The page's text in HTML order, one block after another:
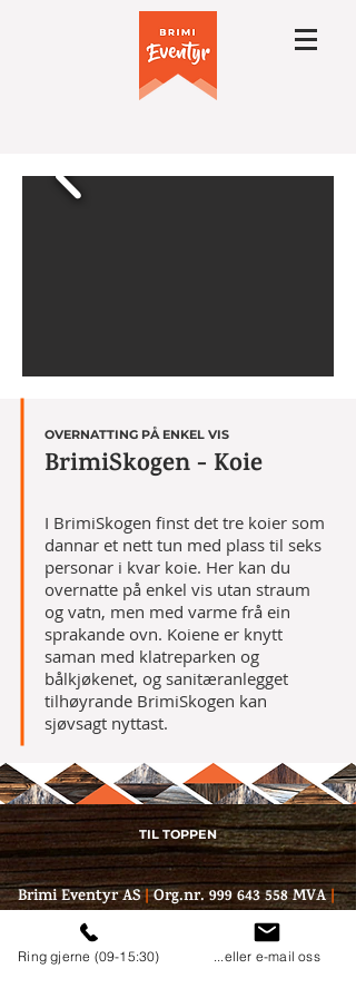
OVERNATTING PÅ ENKEL VIS
BrimiSkogen - Koie
I BrimiSkogen finst det tre koier som
dannar et nett tun med plass til seks
personar i kvar koie. Her kan du
overnatte på enkel vis utan straum
og vatn, men med varme frå ein
sprakande ovn. Koiene er knytt
saman med klatreparken og
bålkjøkenet, og sanitæranlegget
tilhøyrande BrimiSkogen kan
sjøvsagt nyttast.
TIL TOPPEN
Brimi Eventyr AS|Org.nr.999 643 558MVA|
Moavegen-2680 Vågå
Tlf: 99 69 38 91
yngve@brimieventyr.no|
Ring gjerne (09-15:30) ...eller e-mail oss